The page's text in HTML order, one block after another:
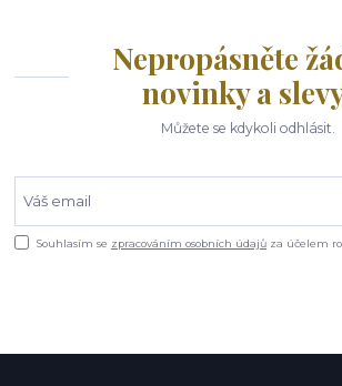
Nepropásněte
novinky a
Můžete se kdykoli odhlásit.
Souhlasím se zpracováním osobních údajů za účelem